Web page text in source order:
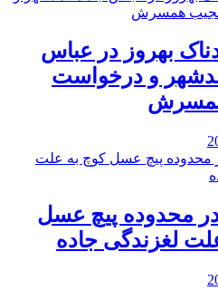
بهروز در عباس
و درخواست
محدوده پیچ عسل
لغزندگی جاده